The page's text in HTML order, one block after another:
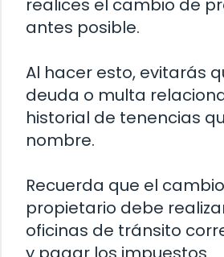
realices el cambio de
antes posible.
Al hacer esto, evitarás
deuda o multa
historial de tenencias
nombre.
Recuerda que el
propietario debe
oficinas de tránsito